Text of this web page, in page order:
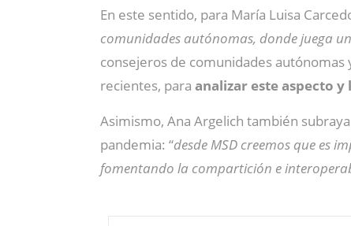
En este sentido, para María Luisa
comunidades autónomas, donde juega un
consejeros de comunidades
recientes, para analizar este aspecto
Asimismo, Ana Argelich también
pandemia: “desde MSD creemos que es
fomentando la compartición e